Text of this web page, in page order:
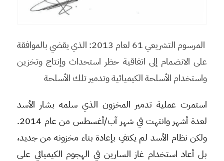
المرسوم التشريعي 61 لعام 2013: الذي يقضي بالموافقة
على الانضمام إلى اتفاقية حظر استحداث وإنتاج وتخزين
واستخدام الأسلحة الكيميائية وتدمير تلك الأسلحة
استمرت عملية تدمير المخزون الذي سلمه بشار الأسد
لعدة أشهر وانتهت في شهر آب/أغسطس من عام 2014.
ولكن نظام الأسد لم يكتفِ بإعادة بناء مخزونه من جديد،
بل أعاد استخدام غاز السارين في الهجوم الكيميائي على